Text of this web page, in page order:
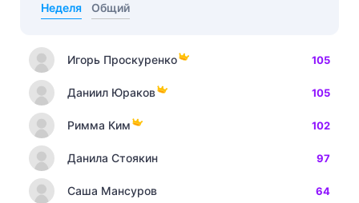
Неделя Общий
Игорь Проскуренко 105
Даниил Юраков 105
Римма Ким 102
Данила Стоякин 97
Саша Мансуров 64